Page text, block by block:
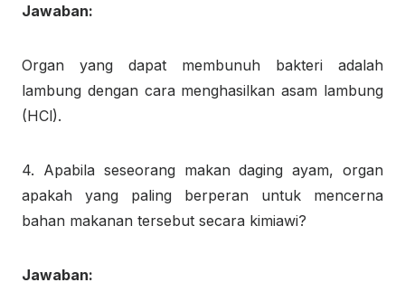
Jawaban:
Organ yang dapat membunuh bakteri adalah
lambung dengan cara menghasilkan asam lambung
(HCl).
4. Apabila seseorang makan daging ayam, organ
apakah yang paling berperan untuk mencerna
bahan makanan tersebut secara kimiawi?
Jawaban: